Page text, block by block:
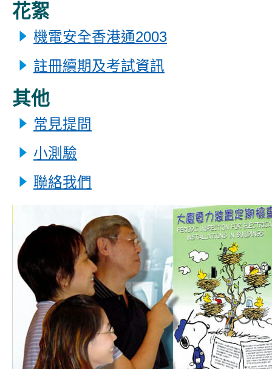
花絮
機電安全香港通2003
註冊續期及考試資訊
其他
常見提問
小測驗
聯絡我們